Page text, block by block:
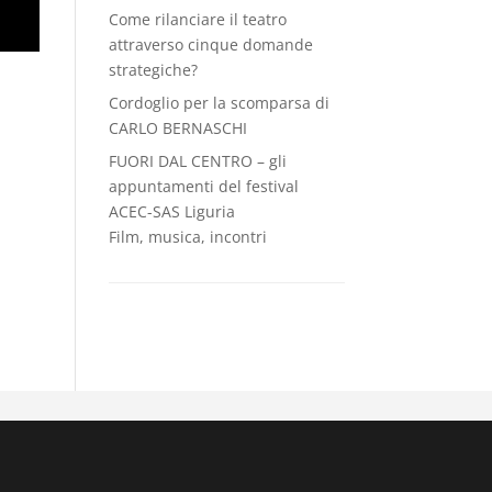
Come rilanciare il teatro
attraverso cinque domande
strategiche?
Cordoglio per la scomparsa di
CARLO BERNASCHI
FUORI DAL CENTRO – gli
appuntamenti del festival
ACEC-SAS Liguria
Film, musica, incontri